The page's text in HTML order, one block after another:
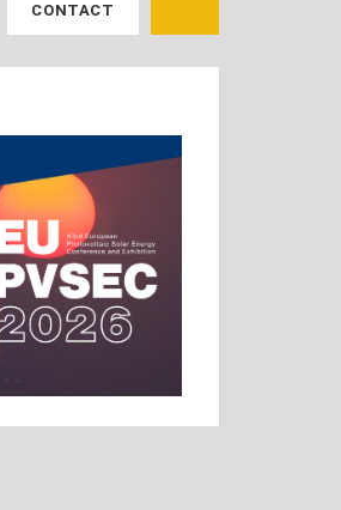
CONTACT